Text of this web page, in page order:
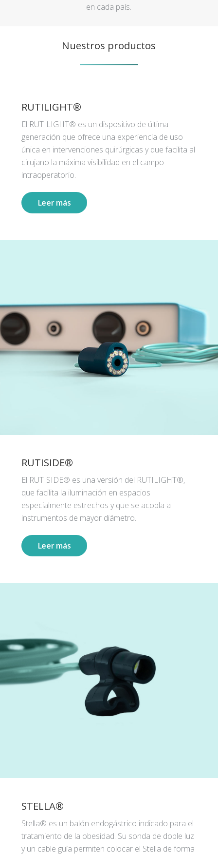
en cada país.
Nuestros productos
RUTILIGHT®
El RUTILIGHT® es un dispositivo de última
generación que ofrece una experiencia de uso
única en intervenciones quirúrgicas y que facilita al
cirujano la máxima visibilidad en el campo
intraoperatorio.
Leer más
RUTISIDE®
El RUTISIDE® es una versión del RUTILIGHT®,
que facilita la iluminación en espacios
especialmente estrechos y que se acopla a
instrumentos de mayor diámetro.
Leer más
STELLA®
Stella® es un balón endogástrico indicado para el
tratamiento de la obesidad. Su sonda de doble luz
y un cable guía permiten colocar el Stella de forma